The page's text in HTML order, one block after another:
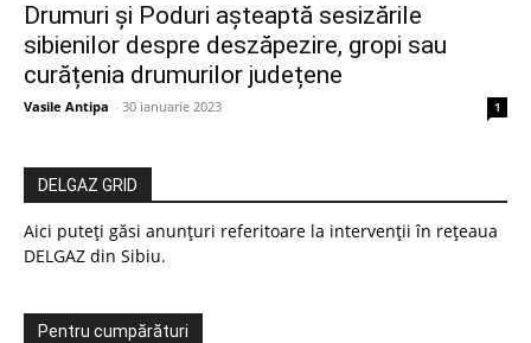
Drumuri și Poduri așteaptă sesizările
sibienilor despre deszăpezire, gropi sau
curățenia drumurilor județene
Vasile Antipa - 30 ianuarie 2023 1
DELGAZ GRID
Aici puteți găsi anunțuri referitoare la intervenții în rețeaua
DELGAZ din Sibiu.
Pentru cumpărături